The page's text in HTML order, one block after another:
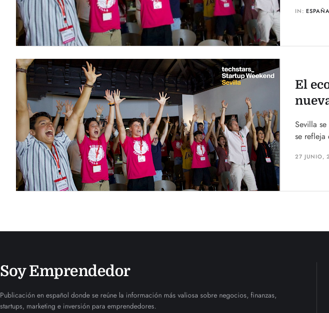
IN:ESPAÑA
El
Sevilla
se refleja
27 JUNIO,
Soy Emprendedor
Publicación en español donde se reúne la información más valiosa sobre negocios, finanzas,
startups, marketing e inversión para emprendedores.